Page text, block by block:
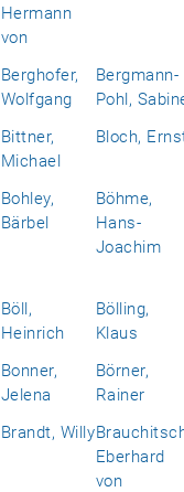
Hermann
von
Berghofer,
Wolfgang
Bergmann-
Pohl,
Bittner,
Michael
Bloch,
Bohley,
Bärbel
Böhme,
Hans-
Joachim
Böll,
Heinrich
Bölling,
Klaus
Bonner,
Jelena
Börner,
Rainer
Brandt, Willy
Eberhard
von